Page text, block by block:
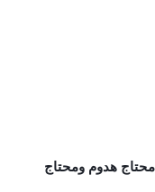
هدوم ومحتاج